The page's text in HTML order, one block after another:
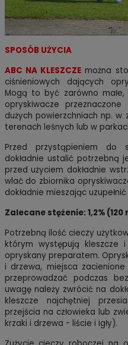
SPOSÓB UŻYCIA
ABC NA KLESZCZE można
ciśnieniowych dających
Mogą to być zarówno
opryskiwacze
dużych powierzchniach np.
terenach leśnych lub w
Przed przystąpieniem do
dokładnie ustalić potrzebną
przed użyciem dokładnie
wlać do zbiornika
dokładnie mieszając
Zalecane stężenie: 1,2%
Potrzebną ilość cieczy
którym występują kleszcze
opryskany preparatem.
i drzewa, miejsca
przeprowadzać podczas
uwagę należy zwrócić na
kleszcze najchętniej
przejścia na człowieka lub
krzaki i drzewa - liście i igły).